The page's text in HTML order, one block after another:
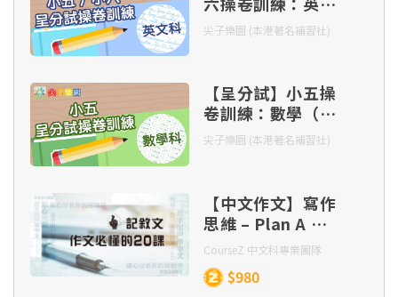
（連三本貼題王）
尖子樂園 (本港著名補習社)
【呈分試】小五操
卷訓練：數學（連
一本貼題王）
尖子樂園 (本港著名補習社)
【中文作文】寫作
思維 – Plan A 記
敘文作文必懂的
20 課（連實體筆
記及批改）
CourseZ 中文科專業團隊
$980